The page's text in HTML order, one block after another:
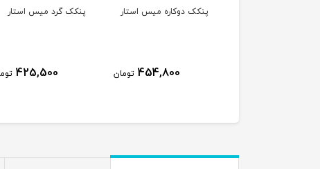
پنکک دوکاره میس استار
454,800 تومان
پنکک گرد میس استار
425,500